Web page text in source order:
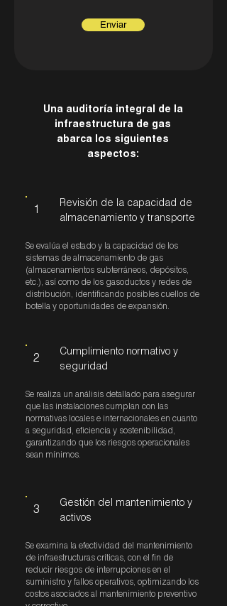
Enviar
Una auditoría integral de la
infraestructura de gas
abarca los siguientes
aspectos:
1
Revisión de la capacidad de
almacenamiento y transporte
Se evalúa el estado y la capacidad de los
sistemas de almacenamiento de gas
(almacenamientos subterráneos, depósitos,
etc.), así como de los gasoductos y redes de
distribución, identificando posibles cuellos de
botella y oportunidades de expansión.
2
Cumplimiento normativo y
seguridad
Se realiza un análisis detallado para asegurar
que las instalaciones cumplan con las
normativas locales e internacionales en cuanto
a seguridad, eficiencia y sostenibilidad,
garantizando que los riesgos operacionales
sean mínimos.
3
Gestión del mantenimiento y
activos
Se examina la efectividad del mantenimiento
de infraestructuras críticas, con el fin de
reducir riesgos de interrupciones en el
suministro y fallos operativos, optimizando los
costos asociados al mantenimiento preventivo